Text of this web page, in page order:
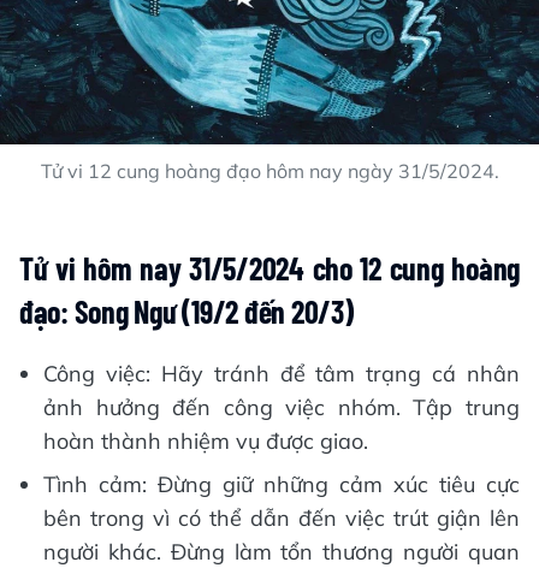
Tử vi 12 cung hoàng đạo hôm nay ngày 31/5/2024.
Tử vi hôm nay 31/5/2024 cho 12 cung hoàng
đạo: Song Ngư (19/2 đến 20/3)
Công việc: Hãy tránh để tâm trạng cá nhân
ảnh hưởng đến công việc nhóm. Tập trung
hoàn thành nhiệm vụ được giao.
Tình cảm: Đừng giữ những cảm xúc tiêu cực
bên trong vì có thể dẫn đến việc trút giận lên
người khác. Đừng làm tổn thương người quan